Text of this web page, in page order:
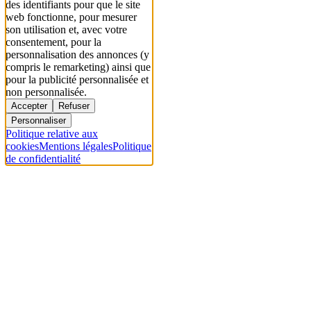
des identifiants pour que le site
web fonctionne, pour mesurer
son utilisation et, avec votre
consentement, pour la
personnalisation des annonces (y
compris le remarketing) ainsi que
pour la publicité personnalisée et
non personnalisée.
Accepter
Refuser
Personnaliser
Politique relative aux
cookiesMentions légalesPolitique
de confidentialité